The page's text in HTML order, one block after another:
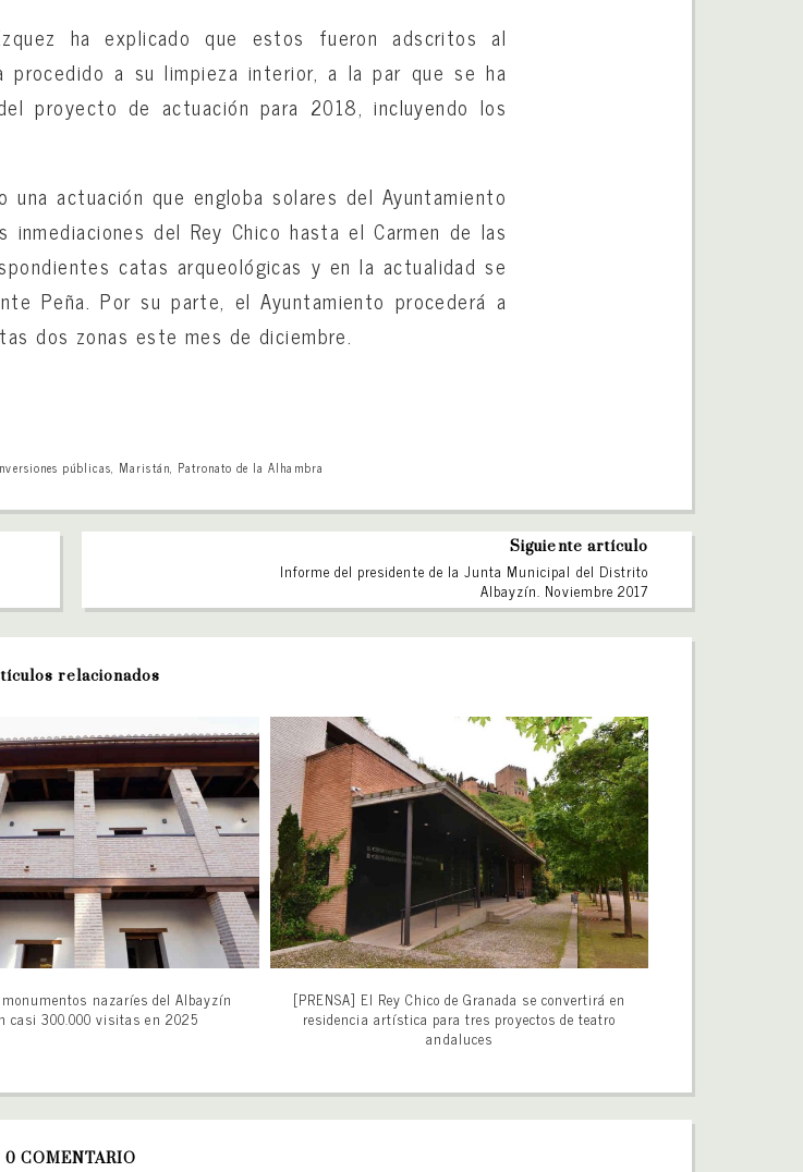
ha explicado que estos fueron adscritos al
a su limpieza interior, a la par que se ha
proyecto de actuación para 2018, incluyendo los
una actuación que engloba solares del Ayuntamiento
del Rey Chico hasta el Carmen de las
catas arqueológicas y en la actualidad se
Peña. Por su parte, el Ayuntamiento procederá a
dos zonas este mes de diciembre.
públicas, Maristán, Patronato de la Alhambra
Siguiente artículo
Informe del presidente de la Junta Municipal del Distrito
Albayzín. Noviembre 2017
relacionados
monumentos nazaríes del Albayzín
casi 300.000 visitas en 2025
[PRENSA] El Rey Chico de Granada se convertirá en
residencia artística para tres proyectos de teatro
andaluces
0 COMENTARIO